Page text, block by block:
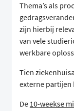
Thema’s als
zijn hierbij
van vele
werkbare
Tien
externe partijen
De 10-weekse